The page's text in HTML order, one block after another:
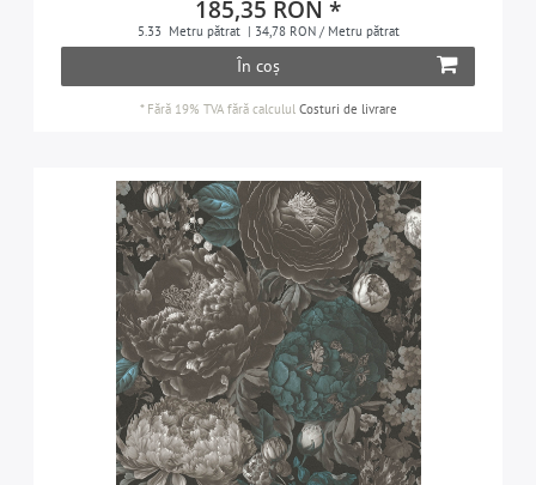
185,35 RON *
5.33 Metru pătrat | 34,78 RON / Metru pătrat
În coș
* Fără 19% TVAfără calculul Costuri de livrare